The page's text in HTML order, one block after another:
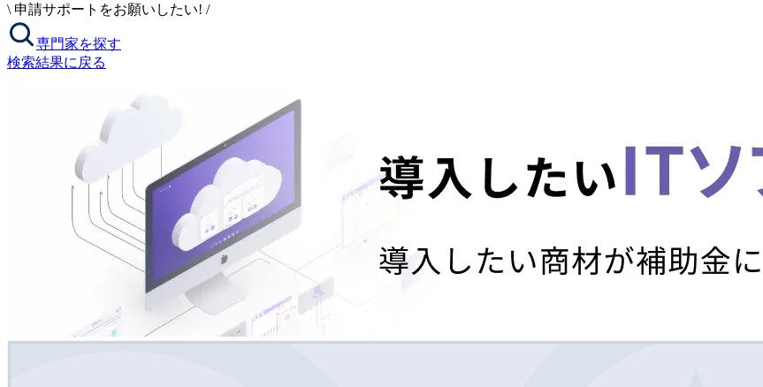
\ 申請サポートをお願いしたい! /
専門家を探す
検索結果に戻る